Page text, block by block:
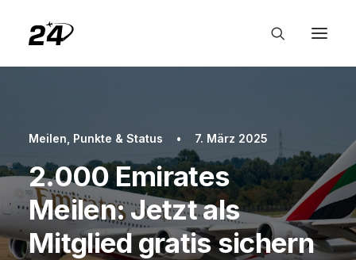
Meilen, Punkte & Status • 7. März 2025
2.000 Emirates
Meilen: Jetzt als
Mitglied gratis sichern